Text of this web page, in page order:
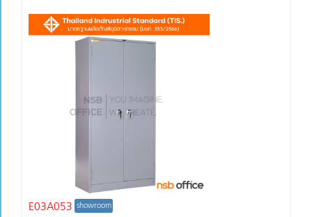
E03A053 showroom